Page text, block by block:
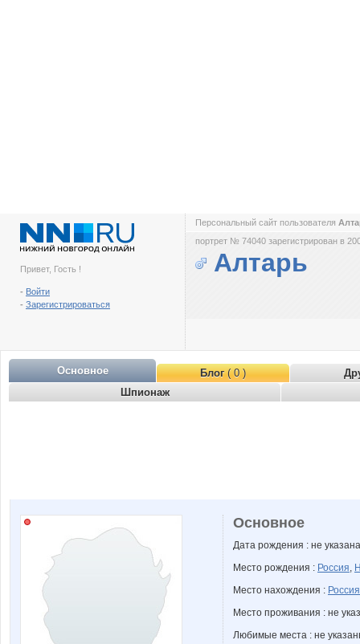
Привет, Гость !
- Войти
- Зарегистрироваться
Персональный сайт пользователя
портрет № 74040 зарегистрирован в
Алтарь
Основное Блог( 0 )
Шпионаж
Основное
Дата рождения : не указана
Место рождения : Россия,
Место нахождения : Россия
Место проживания : не
Любимые места : не